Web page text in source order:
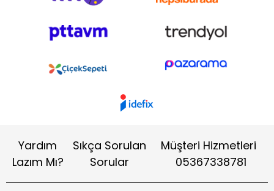
Yardım
Lazım Mı?
Sıkça Sorulan
Sorular
Müşteri Hizmetleri
05367338781